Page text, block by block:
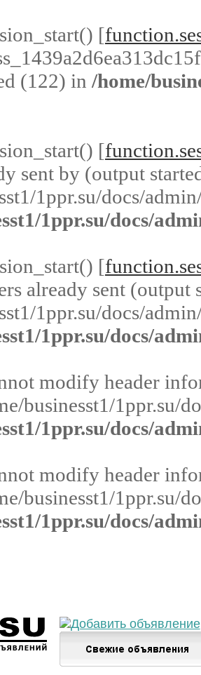
[
(122) in /home/
[
sent by (output
1ppr.su/docs/
1ppr.su/docs/
[
already sent (output
1ppr.su/docs/
1ppr.su/docs/
modify header
businesst1/1ppr.su/
1ppr.su/docs/
modify header
businesst1/1ppr.su/
1ppr.su/docs/